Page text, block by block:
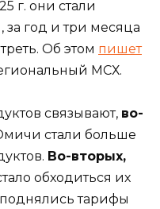
г. они стали
за год и три месяца
Об этом пишет
МСХ.
связывают, во-
стали больше
Во-вторых,
обходиться их
тарифы